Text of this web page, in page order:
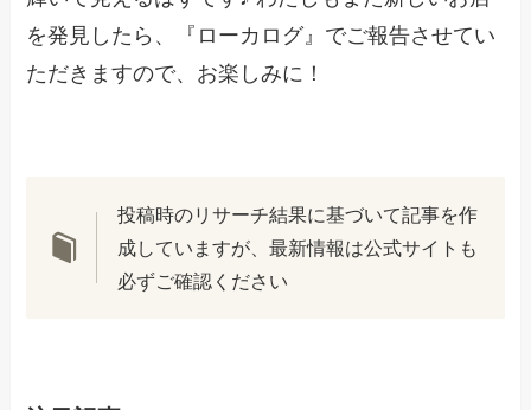
を発見したら、『ローカログ』でご報告させてい
ただきますので、お楽しみに！
投稿時のリサーチ結果に基づいて記事を作
成していますが、最新情報は公式サイトも
必ずご確認ください